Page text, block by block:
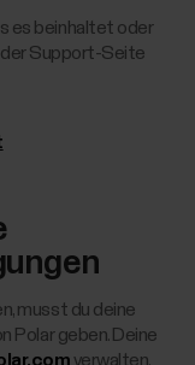
es beinhaltet oder
der Support-Seite
musst du deine
Polar geben. Deine
verwalten.